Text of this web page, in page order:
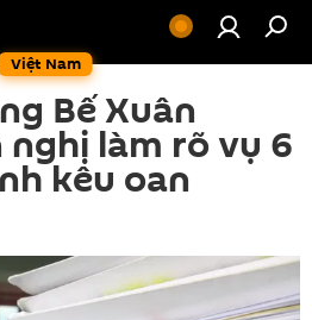
Việt Nam
Bế Xuân
làm rõ vụ 6
kêu oan